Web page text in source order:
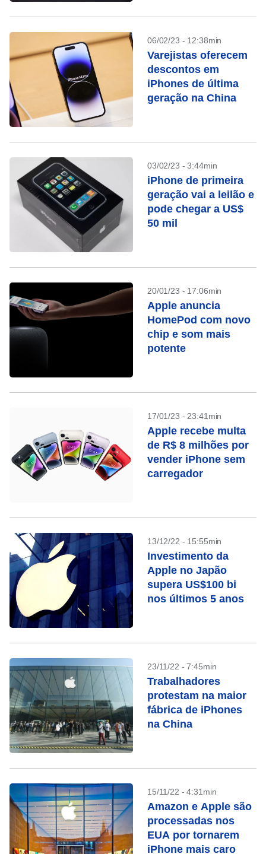
06/02/23 - 12:38min
Varejistas oferecem
descontos em
iPhones de última
geração na China
03/02/23 - 3:44min
iPhone de primeira
geração vai a leilão e
pode chegar a US$
50 mil
20/01/23 - 17:06min
Apple anuncia
HomePod com novo
chip e som mais
potente
17/01/23 - 23:41min
Apple recebe multa
de R$ 8 milhões por
vender iPhone sem
carregador
13/12/22 - 15:55min
Investimento da
Apple no Japão
supera US$100 bi
nos últimos 5 anos
23/11/22 - 7:45min
Trabalhadores
protestam na maior
fábrica de iPhones
na China
15/11/22 - 4:31min
Amazon e Apple são
processadas nos
EUA por tornarem
iPhone mais caro